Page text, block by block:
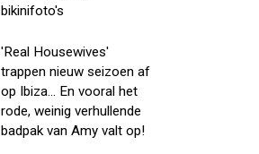
bikinifoto's
'Real Housewives'
trappen nieuw seizoen af
op Ibiza... En vooral het
rode, weinig verhullende
badpak van Amy valt op!